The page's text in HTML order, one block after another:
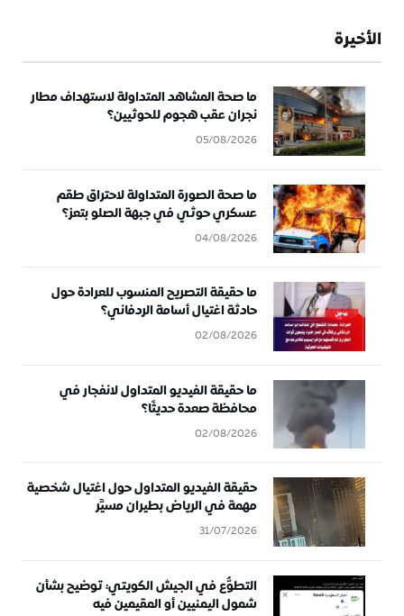
الأخيرة
ما صحة المشاهد المتداولة لاستهداف مطار
نجران عقب هجوم للحوثيين؟
05/08/2026
ما صحة الصورة المتداولة لاحتراق طقم
عسكري حوثي في جبهة الصلو بتعز؟
04/08/2026
ما حقيقة التصريح المنسوب للعرادة حول
حادثة اغتيال أسامة الردفاني؟
02/08/2026
ما حقيقة الفيديو المتداول لانفجار في
محافظة صعدة حديثًا؟
02/08/2026
حقيقة الفيديو المتداول حول اغتيال شخصية
مهمة في الرياض بطيران مسيَّر
31/07/2026
التطوُّع في الجيش الكويتي: توضيح بشأن
شمول اليمنيين أو المقيمين فيه